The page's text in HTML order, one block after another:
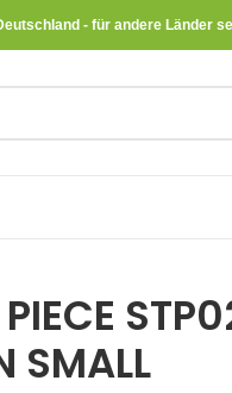
- für andere Länder
PIECE
SMALL